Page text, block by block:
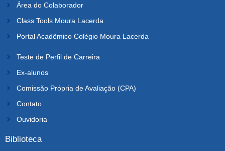
Área do Colaborador
Class Tools Moura Lacerda
Portal Acadêmico Colégio Moura Lacerda
Teste de Perfil de Carreira
Ex-alunos
Comissão Própria de Avaliação (CPA)
Contato
Ouvidoria
Biblioteca